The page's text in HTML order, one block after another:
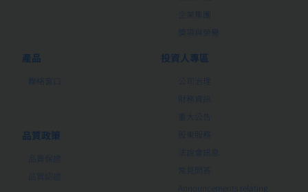
企業集團
獎項與榮譽
產品
聯絡窗口
品質政策
品質保證
品質認證
投資人專區
公司治理
財務資訊
重大公告
股東服務
法說會訊息
常見問答
Announcements relating